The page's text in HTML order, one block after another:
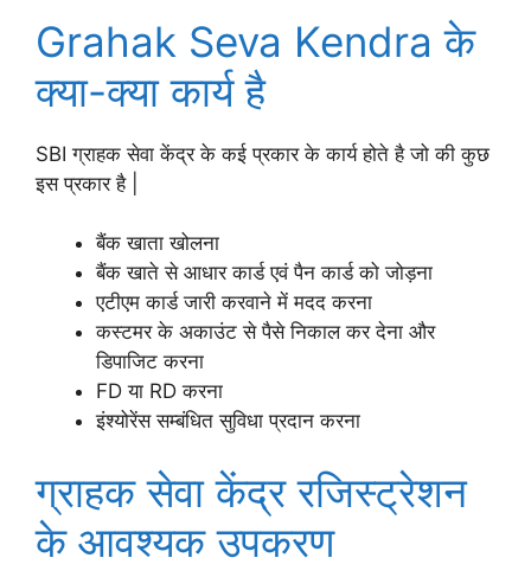
Grahak Seva Kendra के
क्या-क्या कार्य है
SBI ग्राहक सेवा केंद्र के कई प्रकार के कार्य होते है जो की कुछ
इस प्रकार है |
बैंक खाता खोलना
बैंक खाते से आधार कार्ड एवं पैन कार्ड को जोड़ना
एटीएम कार्ड जारी करवाने में मदद करना
कस्टमर के अकाउंट से पैसे निकाल कर देना और
डिपाजिट करना
FD या RD करना
इंश्योरेंस सम्बंधित सुविधा प्रदान करना
ग्राहक सेवा केंद्र रजिस्ट्रेशन
के आवश्यक उपकरण